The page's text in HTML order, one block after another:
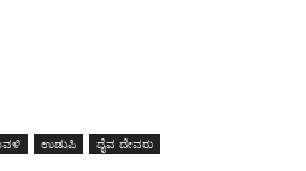
ಉಡುಪಿ ದೈವ ದೇವರು